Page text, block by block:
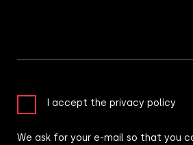
I accept the privacy policy
We ask for your e-mail so that you